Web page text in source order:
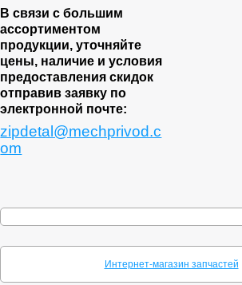
В связи с большим
ассортиментом
продукции, уточняйте
цены, наличие и условия
предоставления скидок
отправив заявку по
электронной почте:
zipdetal@mechprivod.c
om
Интернет-магазин запчастей